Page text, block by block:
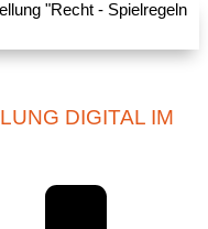
DIGITAL IM